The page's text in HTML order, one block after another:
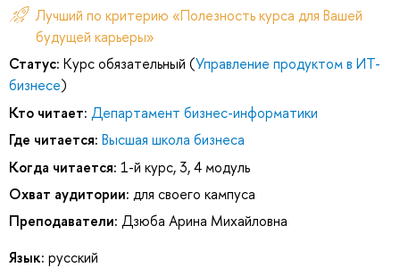
Лучший по критерию «Полезность курса для Вашей
будущей карьеры»
Статус: Курс обязательный (Управление продуктом в ИТ-
бизнесе)
Кто читает: Департамент бизнес-информатики
Где читается: Высшая школа бизнеса
Когда читается: 1-й курс, 3, 4 модуль
Охват аудитории: для своего кампуса
Преподаватели: Дзюба Арина Михайловна
Язык: русский